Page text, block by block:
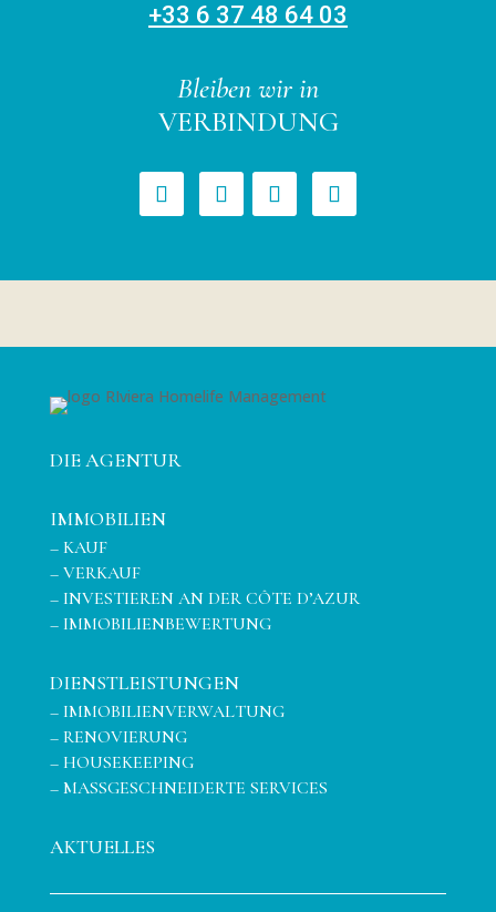
+33 6 37 48 64 03
Bleiben wir in
VERBINDUNG
DIE AGENTUR
IMMOBILIEN
– KAUF
– VERKAUF
– INVESTIEREN AN DER CÔTE D’AZUR
– IMMOBILIENBEWERTUNG
DIENSTLEISTUNGEN
– IMMOBILIENVERWALTUNG
– RENOVIERUNG
– HOUSEKEEPING
– MASSGESCHNEIDERTE SERVICES
AKTUELLES